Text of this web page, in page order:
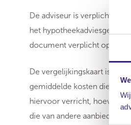
De adviseur is verplicht je
het
document verplicht op zijn
De vergelijkingskaart is een
gemiddelde kosten die hij in
hiervoor verricht, hoeveel
die van andere aanbieders.